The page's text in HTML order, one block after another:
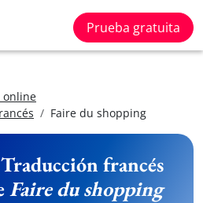
Prueba gratuita
online
Faire du shopping
francés
Faire du shopping